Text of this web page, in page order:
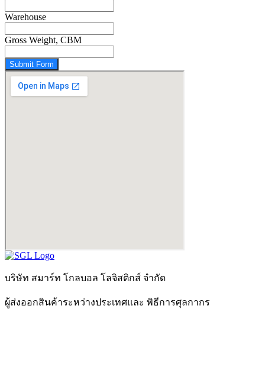
Warehouse
Gross Weight, CBM
Submit Form
บริษัท สมาร์ท โกลบอล โลจิสติกส์ จำกัด
ผู้ส่งออกสินค้าระหว่างประเทศและ พิธีการศุลกากร